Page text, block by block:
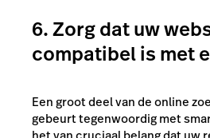
6. Zorg dat uw
compatibel is met
Een groot deel van de online
gebeurt tegenwoordig met